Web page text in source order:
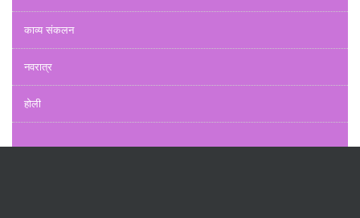
काव्य संकलन
नवरात्र
होली